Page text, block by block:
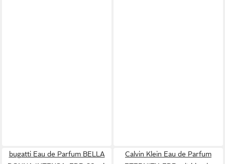
bugatti Eau de Parfum BELLA
Calvin Klein Eau de Parfum